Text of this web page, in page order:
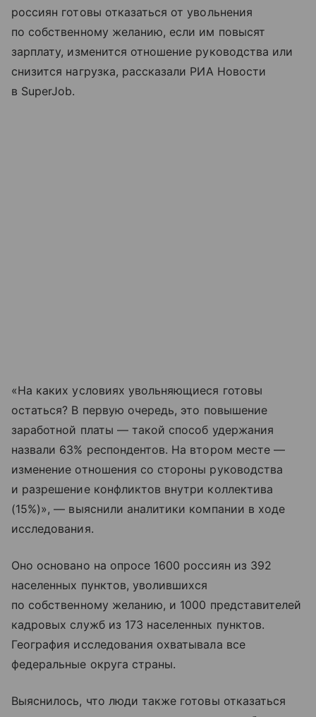
россиян готовы отказаться от увольнения
по собственному желанию, если им повысят
зарплату, изменится отношение руководства или
снизится нагрузка, рассказали РИА Новости
в SuperJob.
«На каких условиях увольняющиеся готовы
остаться? В первую очередь, это повышение
заработной платы — такой способ удержания
назвали 63% респондентов. На втором месте —
изменение отношения со стороны руководства
и разрешение конфликтов внутри коллектива
(15%)», — выяснили аналитики компании в ходе
исследования.
Оно основано на опросе 1600 россиян из 392
населенных пунктов, уволившихся
по собственному желанию, и 1000 представителей
кадровых служб из 173 населенных пунктов.
География исследования охватывала все
федеральные округа страны.
Выяснилось, что люди также готовы отказаться